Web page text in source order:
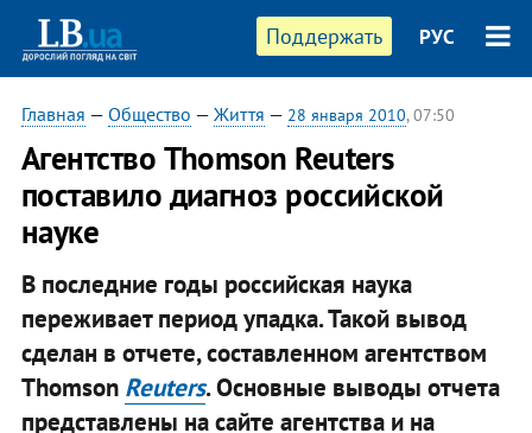
Поддержать РУС
Главная — Общество — Життя — 28 января 2010, 07:50
Агентство Thomson Reuters
поставило диагноз российской
науке
В последние годы российская наука
переживает период упадка. Такой вывод
сделан в отчете, составленном агентством
Thomson Reuters. Основные выводы отчета
представлены на сайте агентства и на